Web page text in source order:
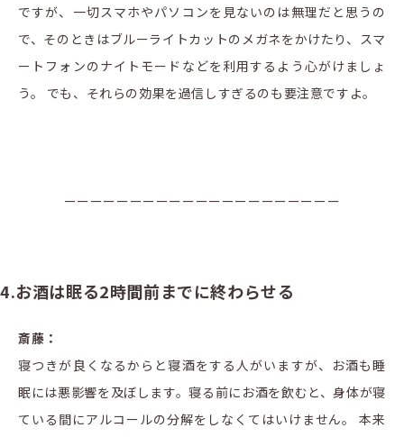
ですが、一切スマホやパソコンを見ないのは無理だと思うの
で、そのときはブルーライトカットのメガネをかけたり、スマ
ートフォンのナイトモードなどを利用するよう心がけましょ
う。 でも、それらの効果を過信しすぎるのも要注意ですよ。
ーーーーーーーーーーーーーーーーーーーーー
4.お酒は眠る2時間前までに終わらせる
斎藤：
寝つきが良くなるからと寝酒をする人がいますが、お酒も睡
眠には悪影響を及ぼします。寝る前にお酒を飲むと、身体が寝
ている間にアルコールの分解をしなくてはいけません。 本来